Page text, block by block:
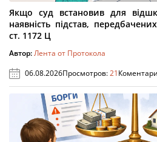
Якщо суд встановив для
наявність підстав,
ст. 1172 Ц
Автор:Лента от Протокола
06.08.2026Просмотров:21